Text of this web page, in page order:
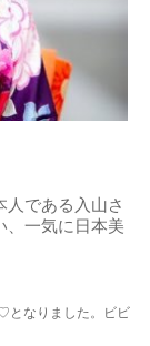
である入山さ
、一気に日本美
となりました。ビビ